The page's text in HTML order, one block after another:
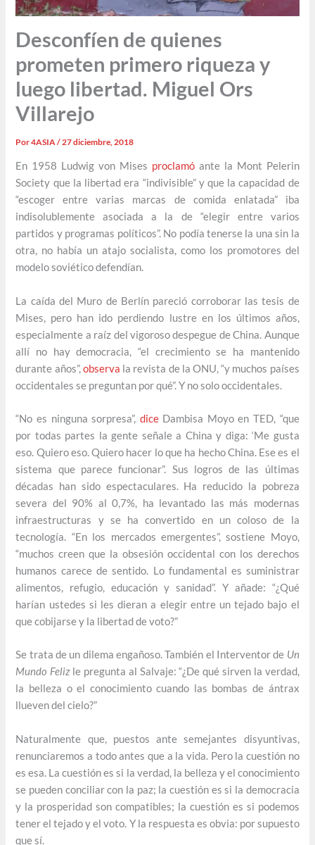
Desconfíen de quienes
prometen primero riqueza y
luego libertad. Miguel Ors
Villarejo
Por4ASIA/ 27 diciembre, 2018
En 1958 Ludwig von Mises proclamóante la Mont Pelerin
Society que la libertad era “indivisible” y que la capacidad de
“escoger entre varias marcas de comida enlatada” iba
indisolublemente asociada a la de “elegir entre varios
partidos y programas políticos”. No podía tenerse la una sin la
otra, no había un atajo socialista, como los promotores del
modelo soviético defendían.
La caída del Muro de Berlín pareció corroborar las tesis de
Mises, pero han ido perdiendo lustre en los últimos años,
especialmente a raíz del vigoroso despegue de China. Aunque
allí no hay democracia, “el crecimiento se ha mantenido
durante años”,observa la revista de la ONU, “y muchos países
occidentales se preguntan por qué”. Y no solo occidentales.
“No es ninguna sorpresa”, diceDambisa Moyo en TED, “que
por todas partes la gente señale a China y diga: ‘Me gusta
eso. Quiero eso. Quiero hacer lo que ha hecho China. Ese es el
sistema que parece funcionar”. Sus logros de las últimas
décadas han sido espectaculares. Ha reducido la pobreza
severa del 90% al 0,7%, ha levantado las más modernas
infraestructuras y se ha convertido en un coloso de la
tecnología. “En los mercados emergentes”, sostiene Moyo,
“muchos creen que la obsesión occidental con los derechos
humanos carece de sentido. Lo fundamental es suministrar
alimentos, refugio, educación y sanidad”. Y añade: “¿Qué
harían ustedes si les dieran a elegir entre un tejado bajo el
que cobijarse y la libertad de voto?”
Se trata de un dilema engañoso. También el Interventor de Un
Mundo Felizle pregunta al Salvaje: “¿De qué sirven la verdad,
la belleza o el conocimiento cuando las bombas de ántrax
llueven del cielo?”
Naturalmente que, puestos ante semejantes disyuntivas,
renunciaremos a todo antes que a la vida. Pero la cuestión no
es esa. La cuestión es si la verdad, la belleza y el conocimiento
se pueden conciliar con la paz; la cuestión es si la democracia
y la prosperidad son compatibles; la cuestión es si podemos
tener el tejado y el voto. Y la respuesta es obvia: por supuesto
que sí.